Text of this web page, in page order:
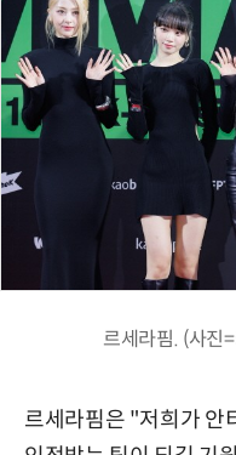
르세라핌. (사진
르세라핌은 "저희가 안